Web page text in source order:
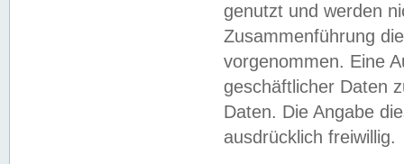
genutzt und werden
Zusammenführung
vorgenommen. Eine
geschäftlicher Daten
Daten. Die Angabe
ausdrücklich freiwillig.